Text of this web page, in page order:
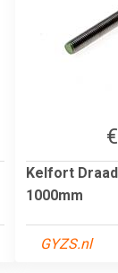
Kelfort
1000mm
GYZS.nl